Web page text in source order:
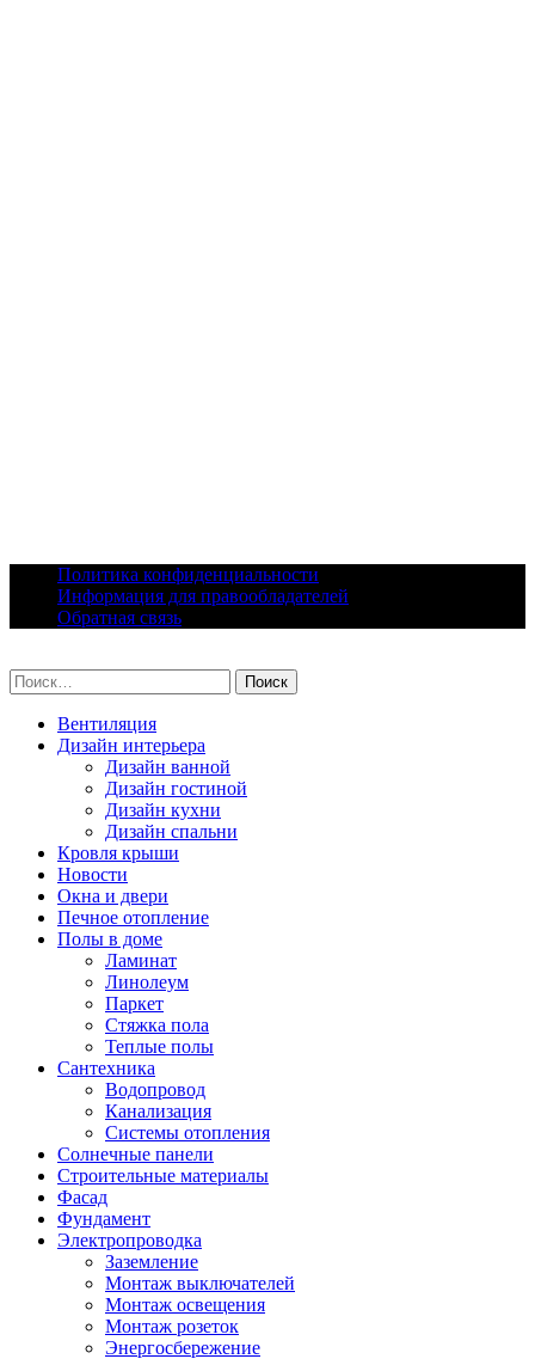
content
Политика конфиденциальности
Информация для правообладателей
Обратная связь
Найти:
Вентиляция
Дизайн интерьера
Дизайн ванной
Дизайн гостиной
Дизайн кухни
Дизайн спальни
Кровля крыши
Новости
Окна и двери
Печное отопление
Полы в доме
Ламинат
Линолеум
Паркет
Стяжка пола
Теплые полы
Сантехника
Водопровод
Канализация
Системы отопления
Солнечные панели
Строительные материалы
Фасад
Фундамент
Электропроводка
Заземление
Монтаж выключателей
Монтаж освещения
Монтаж розеток
Энергосбережение